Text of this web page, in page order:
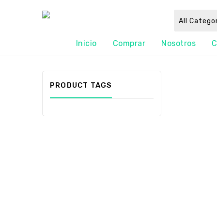
All
Inicio Comprar Nosotros
PRODUCT TAGS